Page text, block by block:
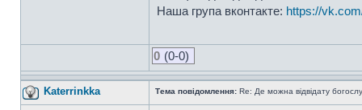
Наша група вконтакте: https://
0 (0-0)
Katerrinkka Тема повідомлення: Re: Де можна відвідату